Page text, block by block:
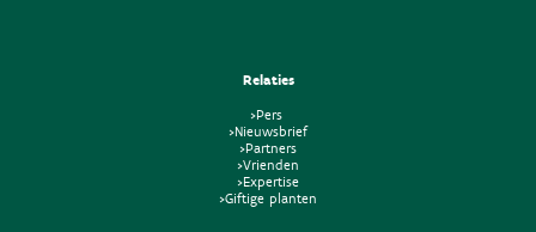
Relaties
>Pers
>Nieuwsbrief
>Partners
>Vrienden
>Expertise
>Giftige planten